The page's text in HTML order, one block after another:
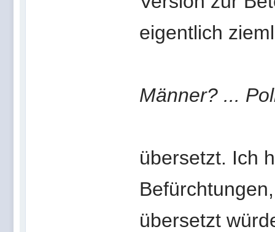
eigentlich
Männer? ...
übersetzt. Ich
übersetzt